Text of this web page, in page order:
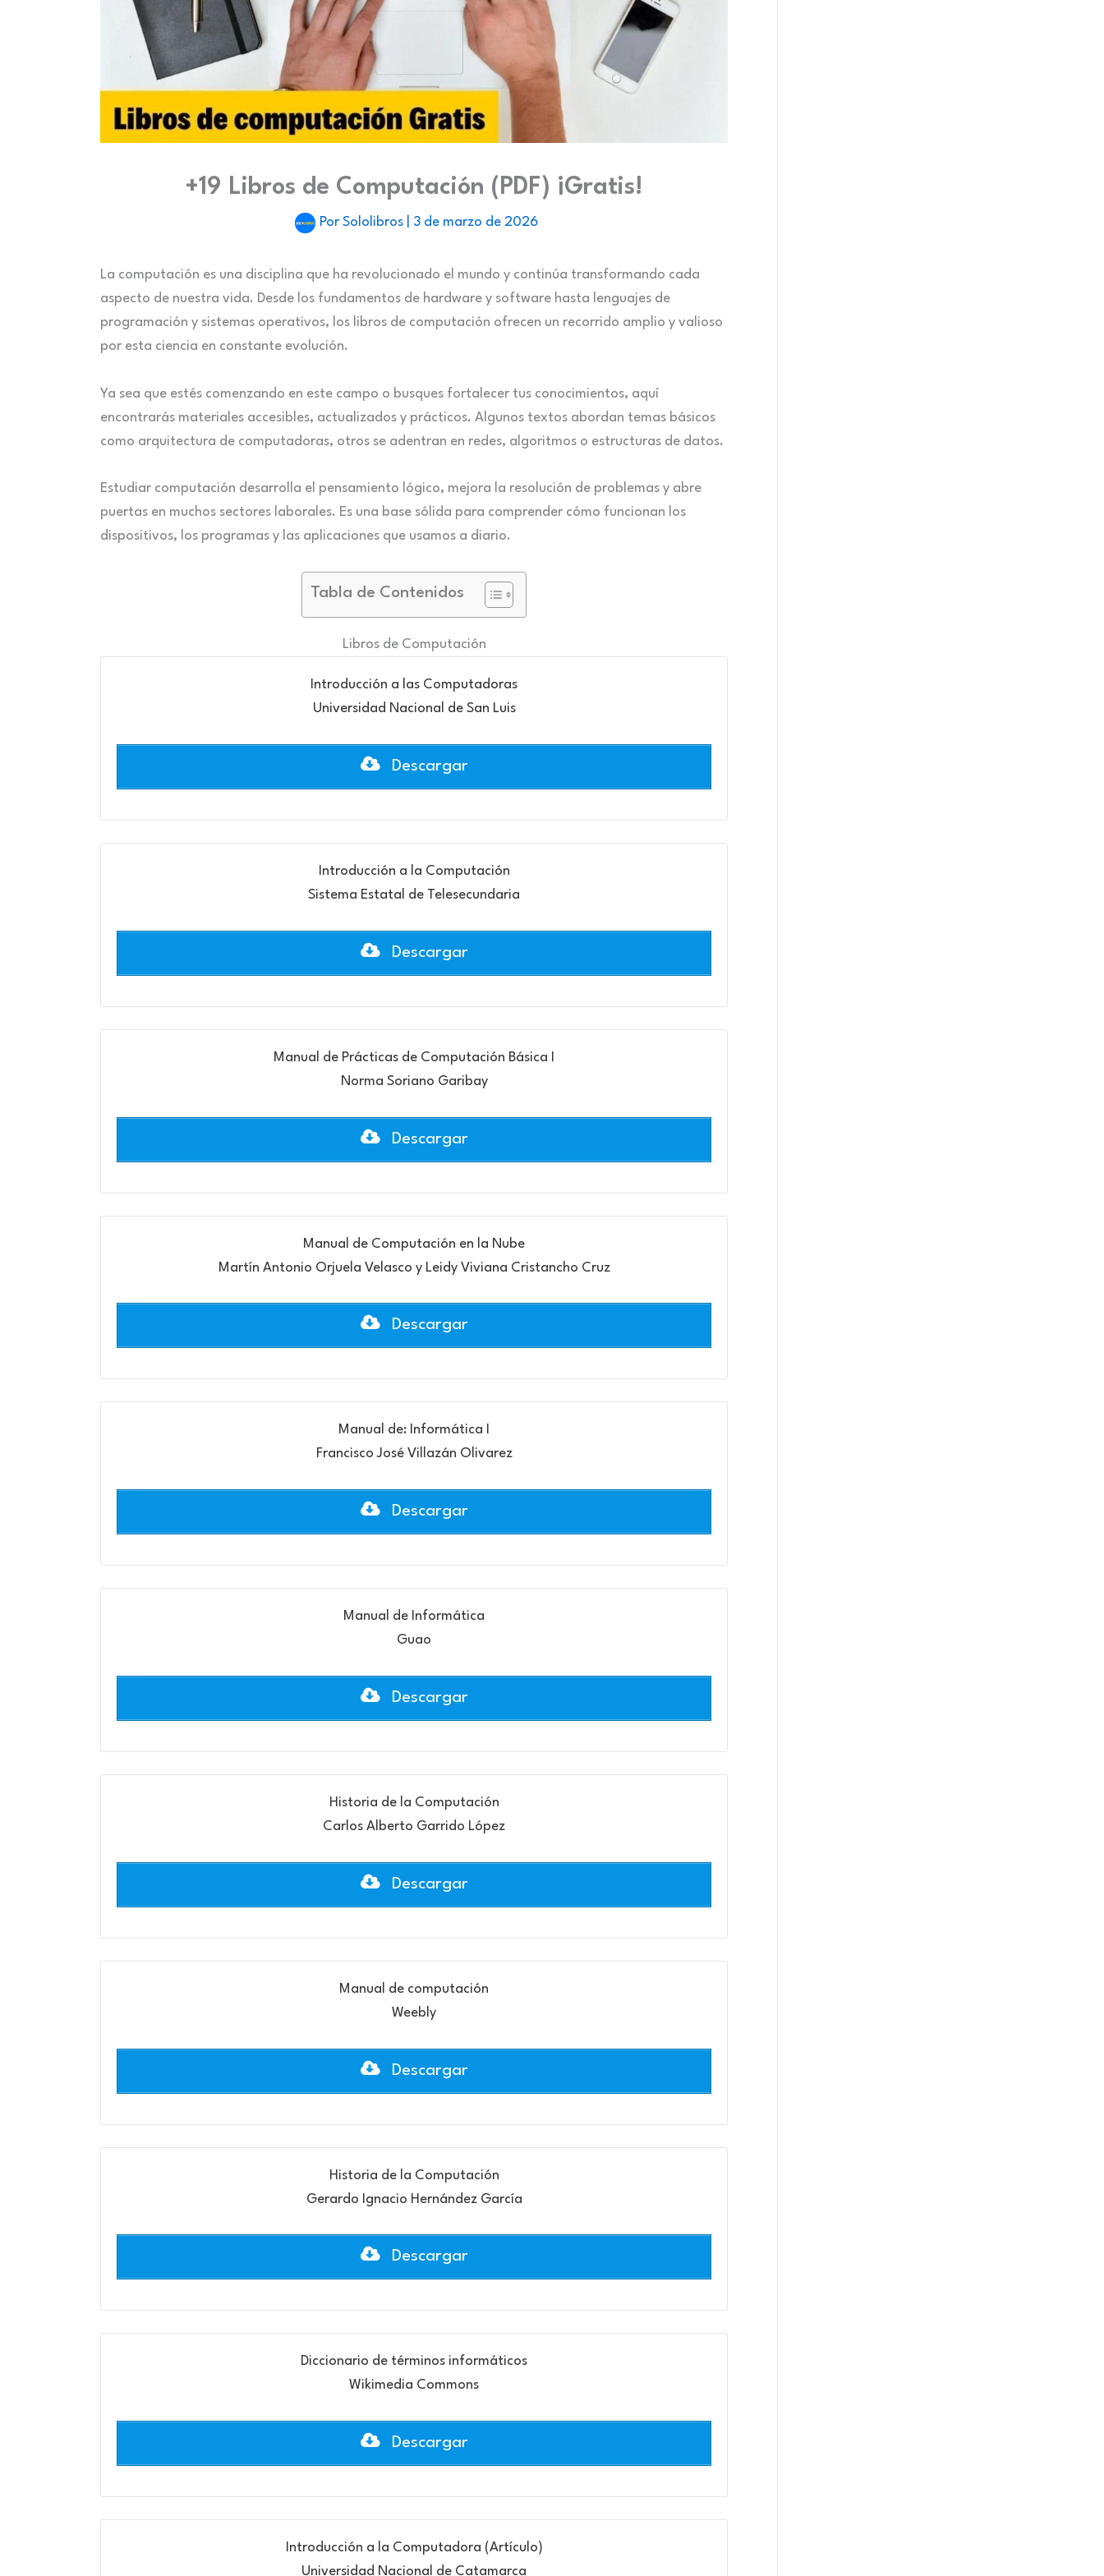
+19 Libros de Computación (PDF) ¡Gratis!
Por Sololibros 3 de marzo de 2026
La computación es una disciplina que ha revolucionado el mundo y continúa transformando cada
aspecto de nuestra vida. Desde los fundamentos de hardware y software hasta lenguajes de
programación y sistemas operativos, los libros de computación ofrecen un recorrido amplio y valioso
por esta ciencia en constante evolución.
Ya sea que estés comenzando en este campo o busques fortalecer tus conocimientos, aquí
encontrarás materiales accesibles, actualizados y prácticos. Algunos textos abordan temas básicos
como arquitectura de computadoras, otros se adentran en redes, algoritmos o estructuras de datos.
Estudiar computación desarrolla el pensamiento lógico, mejora la resolución de problemas y abre
puertas en muchos sectores laborales. Es una base sólida para comprender cómo funcionan los
dispositivos, los programas y las aplicaciones que usamos a diario.
Tabla de Contenidos
Libros de Computación
Introducción a las Computadoras
Universidad Nacional de San Luis
Descargar
Introducción a la Computación
Sistema Estatal de Telesecundaria
Descargar
Manual de Prácticas de Computación Básica I
Norma Soriano Garibay
Descargar
Manual de Computación en la Nube
Martín Antonio Orjuela Velasco y Leidy Viviana Cristancho Cruz
Descargar
Manual de: Informática I
Francisco José Villazán Olivarez
Descargar
Manual de Informática
Guao
Descargar
Historia de la Computación
Carlos Alberto Garrido López
Descargar
Manual de computación
Weebly
Descargar
Historia de la Computación
Gerardo Ignacio Hernández García
Descargar
Diccionario de términos informáticos
Wikimedia Commons
Descargar
Introducción a la Computadora (Artículo)
Universidad Nacional de Catamarca